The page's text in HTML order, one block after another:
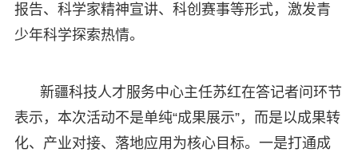
报告、科学家精神宣讲、科创赛事等形式，激发青
少年科学探索热情。
新疆科技人才服务中心主任苏红在答记者问环节
表示，本次活动不是单纯“成果展示”，而是以成果转
化、产业对接、落地应用为核心目标。一是打通成